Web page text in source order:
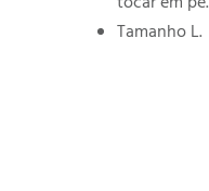
Tamanho L.